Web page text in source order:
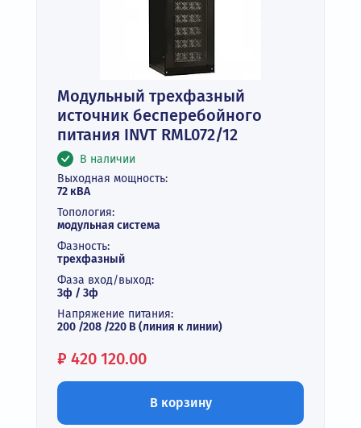
Модульный трехфазный
источник бесперебойного
питания INVT RML072/12
В наличии
Выходная мощность:
72 кВА
Топология:
модульная система
Фазность:
трехфазный
Фаза вход/выход:
3ф / 3ф
Напряжение питания:
200 /208 /220 В (линия к линии)
Цена:
₽ 420 120.00
В корзину